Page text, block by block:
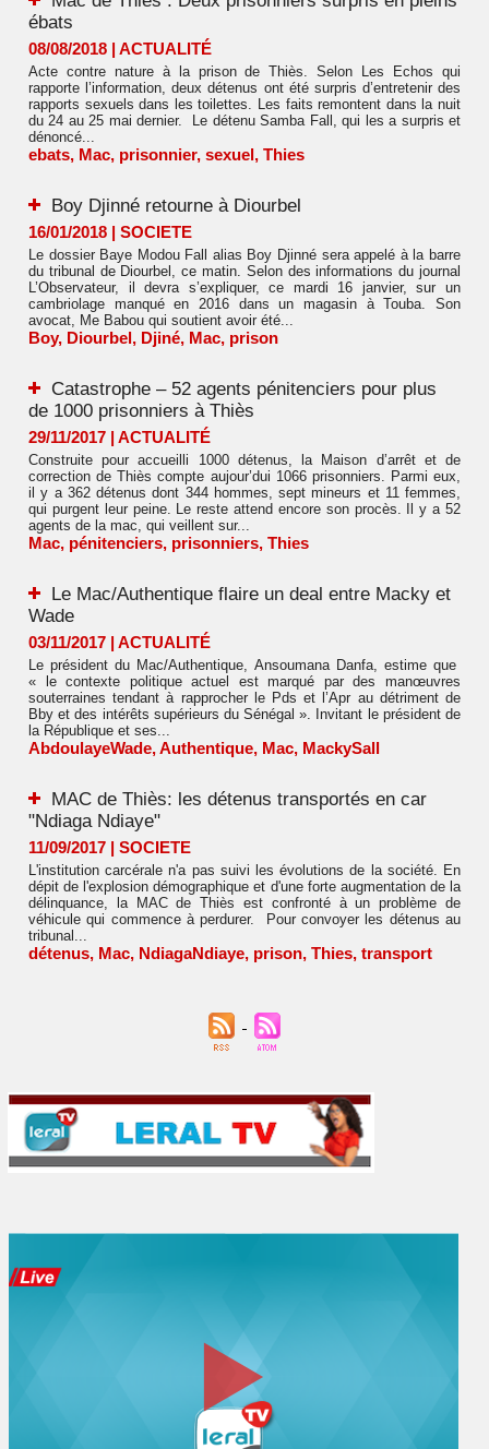
ébats
08/08/2018 | ACTUALITÉ
Acte contre nature à la prison de Thiès. Selon Les Echos qui
rapporte l’information, deux détenus ont été surpris d’entretenir des
rapports sexuels dans les toilettes. Les faits remontent dans la nuit
du 24 au 25 mai dernier. Le détenu Samba Fall, qui les a surpris et
dénoncé...
ebats, Mac, prisonnier, sexuel, Thies
Boy Djinné retourne à Diourbel
16/01/2018 | SOCIETE
Le dossier Baye Modou Fall alias Boy Djinné sera appelé à la barre
du tribunal de Diourbel, ce matin. Selon des informations du journal
L’Observateur, il devra s’expliquer, ce mardi 16 janvier, sur un
cambriolage manqué en 2016 dans un magasin à Touba. Son
avocat, Me Babou qui soutient avoir été...
Boy, Diourbel, Djiné, Mac, prison
Catastrophe – 52 agents pénitenciers pour plus
de 1000 prisonniers à Thiès
29/11/2017 | ACTUALITÉ
Construite pour accueilli 1000 détenus, la Maison d’arrêt et de
correction de Thiès compte aujour’dui 1066 prisonniers. Parmi eux,
il y a 362 détenus dont 344 hommes, sept mineurs et 11 femmes,
qui purgent leur peine. Le reste attend encore son procès. Il y a 52
agents de la mac, qui veillent sur...
Mac, pénitenciers, prisonniers, Thies
Le Mac/Authentique flaire un deal entre Macky et
Wade
03/11/2017 | ACTUALITÉ
Le président du Mac/Authentique, Ansoumana Danfa, estime que
« le contexte politique actuel est marqué par des manœuvres
souterraines tendant à rapprocher le Pds et l’Apr au détriment de
Bby et des intérêts supérieurs du Sénégal ». Invitant le président de
la République et ses...
AbdoulayeWade,Authentique, Mac, MackySall
MAC de Thiès: les détenus transportés en car
"Ndiaga Ndiaye"
11/09/2017 | SOCIETE
L'institution carcérale n'a pas suivi les évolutions de la société. En
dépit de l'explosion démographique et d'une forte augmentation de la
délinquance, la MAC de Thiès est confronté à un problème de
véhicule qui commence à perdurer. Pour convoyer les détenus au
tribunal...
détenus, Mac, NdiagaNdiaye, prison, Thies, transport